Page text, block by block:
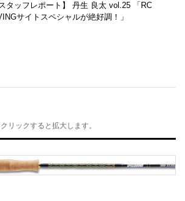
スタッフレポート】 丹生 良太 vol.25 「RC
サイトスペシャルが絶好調！」
リックすると拡大します。